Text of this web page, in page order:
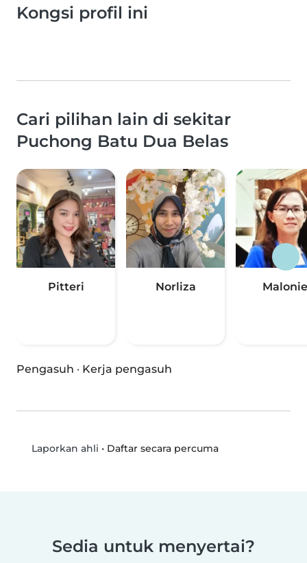
Kongsi profil ini
Cari pilihan lain di sekitar
Puchong Batu Dua Belas
Pitteri Norliza Malonie
Pengasuh · Kerja pengasuh
Laporkan ahli • Daftar secara percuma
Sedia untuk menyertai?